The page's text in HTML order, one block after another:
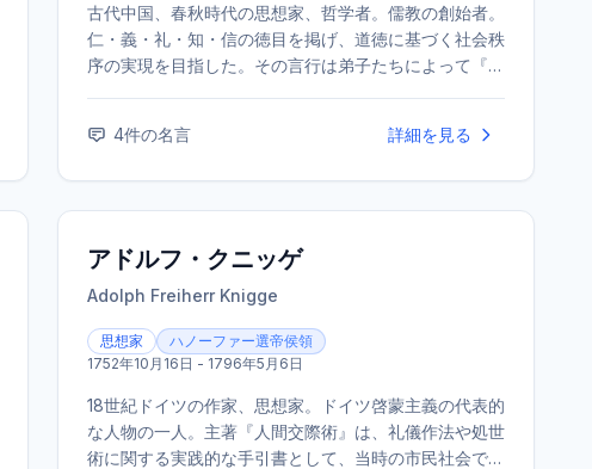
古代中国、春秋時代の思想家、哲学者。儒教の創始者。
仁・義・礼・知・信の徳目を掲げ、道徳に基づく社会秩
序の実現を目指した。その言行は弟子たちによって『論
4件の名言 詳細を見る
アドルフ・クニッゲ
Adolph Freiherr Knigge
思想家
ハノーファー選帝侯領
1752年10月16日 - 1796年5月6日
18世紀ドイツの作家、思想家。ドイツ啓蒙主義の代表的
な人物の一人。主著『人間交際術』は、礼儀作法や処世
術に関する実践的な手引書として、当時の市民社会で広